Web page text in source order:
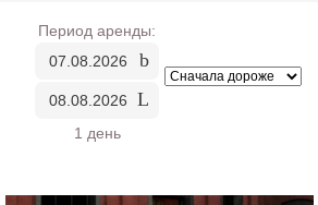
Период аренды:
1 день